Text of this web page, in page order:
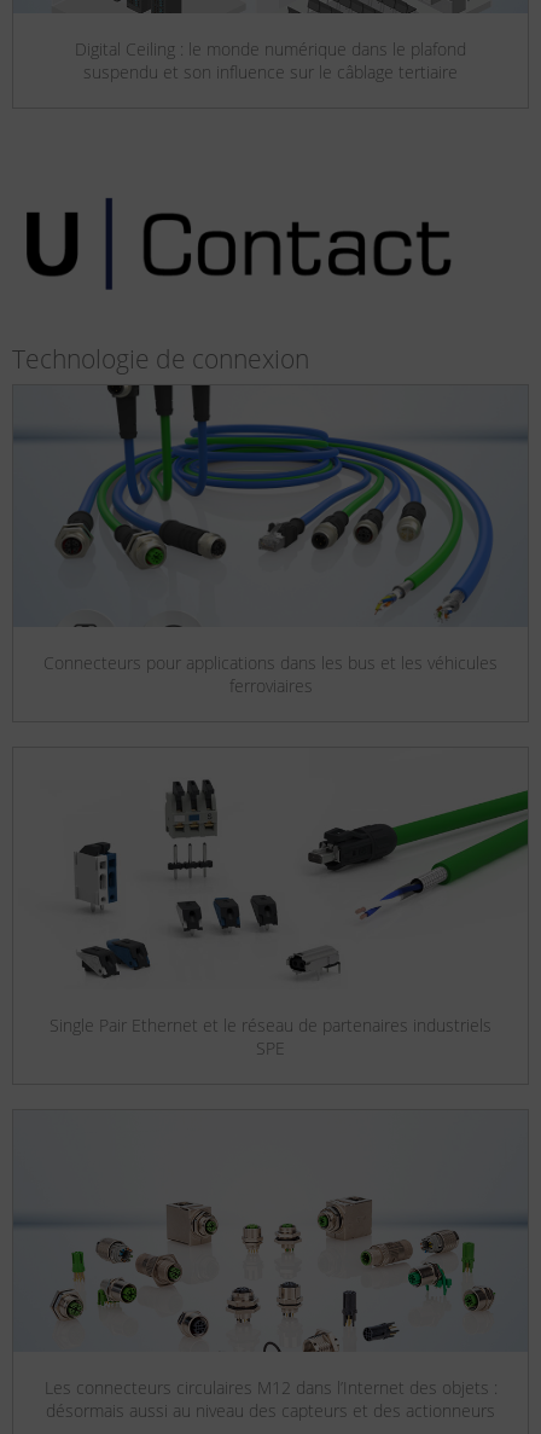
Digital Ceiling : le monde numérique dans le plafond
suspendu et son influence sur le câblage tertiaire
Technologie de connexion
Connecteurs pour applications dans les bus et les véhicules
ferroviaires
Single Pair Ethernet et le réseau de partenaires industriels
SPE
Les connecteurs circulaires M12 dans l’Internet des objets :
désormais aussi au niveau des capteurs et des actionneurs